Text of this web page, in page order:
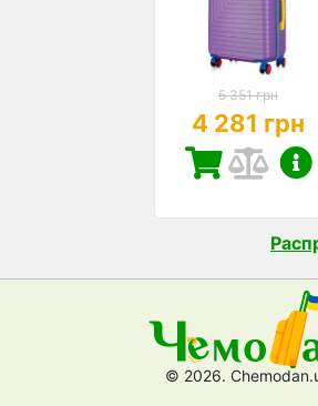
5 351 грн
4 281 грн
© 2026.